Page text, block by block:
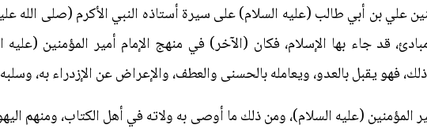
علي بن أبي طالب (عليه السلام) على سيرة أستاذه النبي الأكرم (صلى الله
قد جاء بها الإسلام، فكان (الآخر) في منهج الإمام أمير المؤمنين
فهو يقبل بالعدو، ويعامله بالحسنى والعطف، والإعراض عن الإزدراء به، وسلبه
(عليه السلام)، ومن ذلك ما أوصى به ولاته في أهل الكتاب، ومنهم